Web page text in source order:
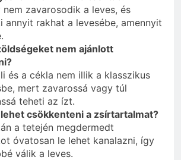
nem zavarosodik a leves, és
annyit rakhat a levesébe, amennyit
nem ajánlott
és a cékla nem illik a klasszikus
mert zavarossá vagy túl
teheti az ízt.
csökkenteni a zsírtartalmat?
a tetején megdermedt
óvatosan le lehet kanalazni, így
válik a leves.